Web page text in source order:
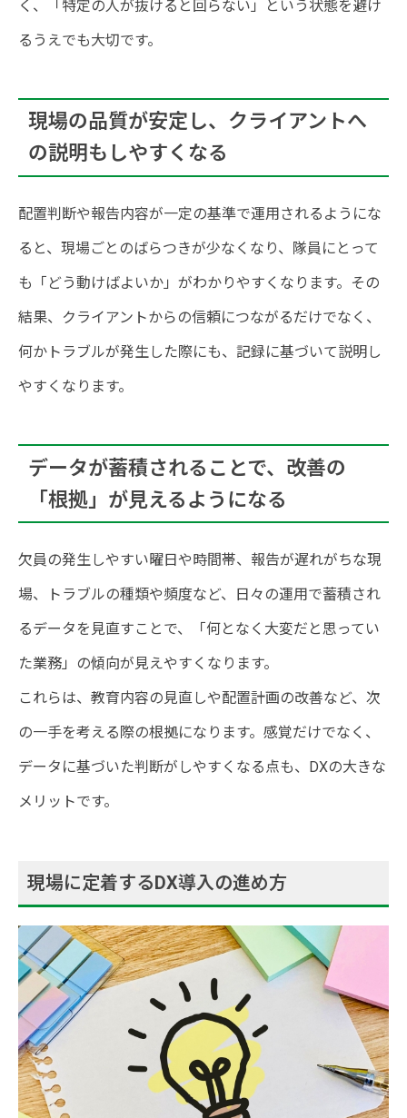
く、「特定の人が抜けると回らない」という状態を避け
るうえでも大切です。
現場の品質が安定し、クライアントへ
の説明もしやすくなる
配置判断や報告内容が一定の基準で運用されるようにな
ると、現場ごとのばらつきが少なくなり、隊員にとって
も「どう動けばよいか」がわかりやすくなります。その
結果、クライアントからの信頼につながるだけでなく、
何かトラブルが発生した際にも、記録に基づいて説明し
やすくなります。
データが蓄積されることで、改善の
「根拠」が見えるようになる
欠員の発生しやすい曜日や時間帯、報告が遅れがちな現
場、トラブルの種類や頻度など、日々の運用で蓄積され
るデータを見直すことで、「何となく大変だと思ってい
た業務」の傾向が見えやすくなります。
これらは、教育内容の見直しや配置計画の改善など、次
の一手を考える際の根拠になります。感覚だけでなく、
データに基づいた判断がしやすくなる点も、DXの大きな
メリットです。
現場に定着するDX導入の進め方